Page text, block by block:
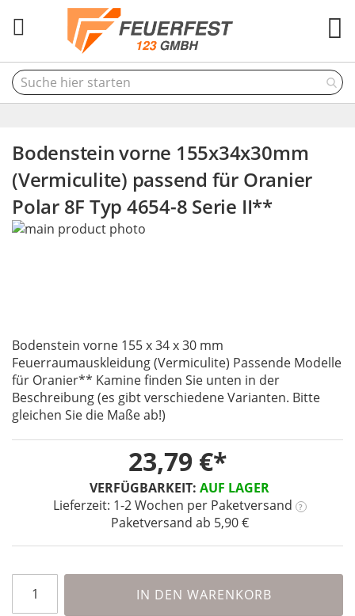
Bodenstein vorne 155x34x30mm
(Vermiculite) passend für Oranier
Polar 8F Typ 4654-8 Serie II**
Bodenstein vorne 155 x 34 x 30 mm
Feuerraumauskleidung (Vermiculite) Passende Modelle
für Oranier** Kamine finden Sie unten in der
Beschreibung (es gibt verschiedene Varianten. Bitte
gleichen Sie die Maße ab!)
VERFÜGBARKEIT: AUF LAGER
Lieferzeit: 1-2 Wochen per Paketversand ?
Paketversand ab 5,90 €
23,79 €
IN DEN WARENKORB
Skip
gallery
to
the
beginning
of
the